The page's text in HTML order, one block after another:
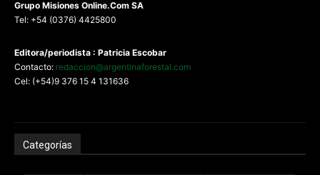
Grupo Misiones Online.Com SA
Tel: +54 (0376) 4425800
Editora/periodista : Patricia Escobar
Contacto: redaccion@argentinaforestal.com
Cel: (+54)9 376 15 4 131636
Categorías